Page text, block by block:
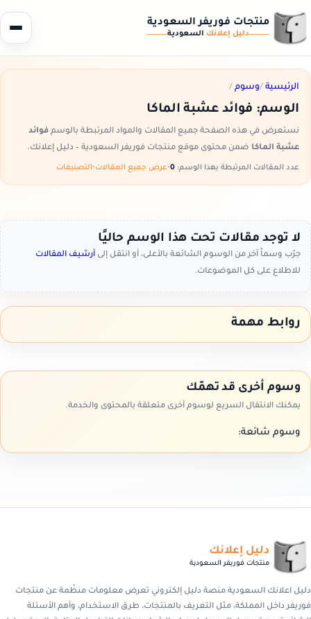
منتجات فوريفر السعودية
دليل إعلانك السعودية
الرئيسية /وسوم /
الوسم: فوائد عشبة الماكا
نستعرض في هذه الصفحة جميع المقالات والمواد المرتبطة بالوسم فوائد
عشبة الماكا ضمن محتوى موقع منتجات فوريفر السعودية – دليل إعلانك.
عدد المقالات المرتبطة بهذا الوسم: •عرض جميع المقالات•التصنيفات
لا توجد مقالات تحت هذا الوسم حاليًا
جرّب وسماً آخر من الوسوم الشائعة بالأعلى، أو انتقل إلى أرشيف المقالات
للاطلاع على كل الموضوعات.
روابط مهمة
وسوم أخرى قد تهمّك
يمكنك الانتقال السريع لوسوم أخرى متعلقة بالمحتوى والخدمة.
وسوم شائعة:
دليل إعلانك
منتجات فوريفر السعودية
دليل اعلانك السعودية منصة دليل إلكتروني تعرض معلومات منظّمة عن منتجات
فوريفر داخل المملكة، مثل التعريف بالمنتجات، طرق الاستخدام، وأهم الأسئلة